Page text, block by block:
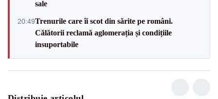
sale
20:49Trenurile care îi scot din sărite pe români.
Călătorii reclamă aglomerația și condițiile
insuportabile